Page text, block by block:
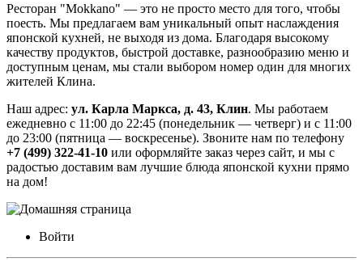
Ресторан "Mokkano" — это не просто место для того, чтобы
поесть. Мы предлагаем вам уникальный опыт наслаждения
японской кухней, не выходя из дома. Благодаря высокому
качеству продуктов, быстрой доставке, разнообразию меню и
доступным ценам, мы стали выбором номер один для многих
жителей Клина.
Наш адрес: ул. Карла Маркса, д. 43, Клин. Мы работаем
ежедневно с 11:00 до 22:45 (понедельник — четверг) и с 11:00
до 23:00 (пятница — воскресенье). Звоните нам по телефону
+7 (499) 322-41-10 или оформляйте заказ через сайт, и мы с
радостью доставим вам лучшие блюда японской кухни прямо
на дом!
Войти